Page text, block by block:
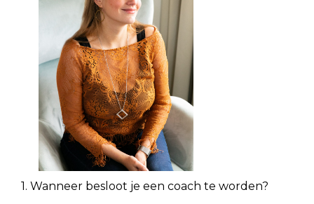
1. Wanneer besloot je een coach te worden?